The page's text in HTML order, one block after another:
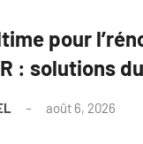
pour
: solutions
août 6, 2026